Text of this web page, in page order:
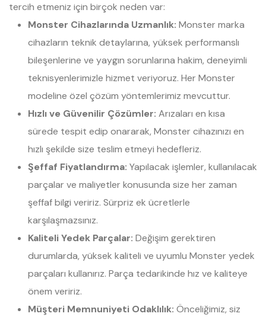
tercih etmeniz için birçok neden var:
Monster Cihazlarında Uzmanlık: Monster marka
cihazların teknik detaylarına, yüksek performanslı
bileşenlerine ve yaygın sorunlarına hakim, deneyimli
teknisyenlerimizle hizmet veriyoruz. Her Monster
modeline özel çözüm yöntemlerimiz mevcuttur.
Hızlı ve Güvenilir Çözümler: Arızaları en kısa
sürede tespit edip onararak, Monster cihazınızı en
hızlı şekilde size teslim etmeyi hedefleriz.
Şeffaf Fiyatlandırma: Yapılacak işlemler, kullanılacak
parçalar ve maliyetler konusunda size her zaman
şeffaf bilgi veririz. Sürpriz ek ücretlerle
karşılaşmazsınız.
Kaliteli Yedek Parçalar: Değişim gerektiren
durumlarda, yüksek kaliteli ve uyumlu Monster yedek
parçaları kullanırız. Parça tedarikinde hız ve kaliteye
önem veririz.
Müşteri Memnuniyeti Odaklılık: Önceliğimiz, siz